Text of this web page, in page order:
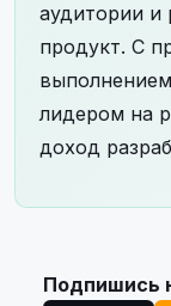
аудитории и
продукт. С
лидером на
доход
Подпишись